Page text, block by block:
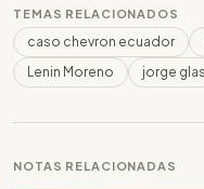
TEMAS RELACIONADOS
caso chevron ecuador
Lenin Moreno
jorge glas
NOTAS RELACIONADAS